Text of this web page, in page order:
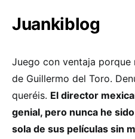
Juankiblog
Juego con ventaja porque
de Guillermo del Toro.
queréis. El director
genial, pero nunca he
sola de sus películas sin